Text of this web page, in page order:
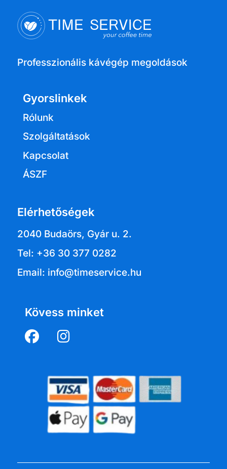
Professzionális kávégép megoldások
Gyorslinkek
Rólunk
Szolgáltatások
Kapcsolat
ÁSZF
Elérhetőségek
2040 Budaörs, Gyár u. 2.
Tel: +36 30 377 0282
Email: info@timeservice.hu
Kövess minket